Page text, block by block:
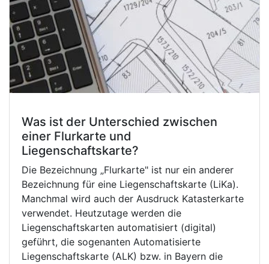
Was ist der Unterschied zwischen
einer Flurkarte und
Liegenschaftskarte?
Die Bezeichnung „Flurkarte" ist nur ein anderer
Bezeichnung für eine Liegenschaftskarte (LiKa).
Manchmal wird auch der Ausdruck Katasterkarte
verwendet. Heutzutage werden die
Liegenschaftskarten automatisiert (digital)
geführt, die sogenanten Automatisierte
Liegenschaftskarte (ALK) bzw. in Bayern die